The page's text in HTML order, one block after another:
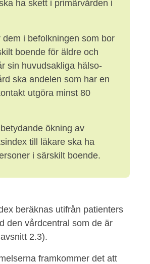
ha skett i primärvården i
dem i befolkningen som bor
boende för äldre och
sin huvudsakliga hälso-
ska andelen som har en
utgöra minst 80
ökning av
till läkare ska ha
i särskilt boende.
beräknas utifrån patienters
den vårdcentral som de är
2.3).
framkommer det att